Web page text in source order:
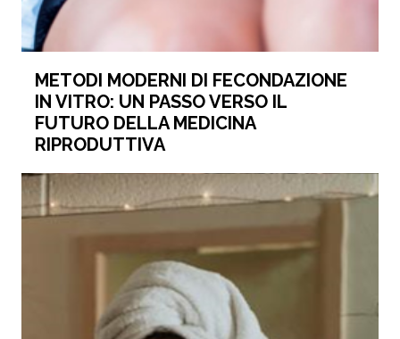
METODI MODERNI DI FECONDAZIONE
IN VITRO: UN PASSO VERSO IL
FUTURO DELLA MEDICINA
RIPRODUTTIVA